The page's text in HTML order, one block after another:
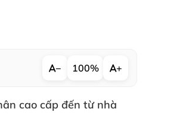
− 100% +
cao cấp đến từ nhà